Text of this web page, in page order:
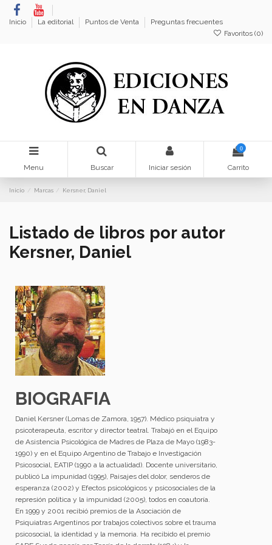
Inicio La editorial Puntos de Venta
Preguntas frecuentes
Favoritos (0)
Menu Buscar Iniciar sesión
0
Carrito
Inicio Marcas Kersner, Daniel
Listado de libros por autor
Kersner, Daniel
BIOGRAFIA
Daniel Kersner (Lomas de Zamora, 1957). Médico psiquiatra y
psicoterapeuta, escritor y director teatral. Trabajó en el Equipo
de Asistencia Psicológica de Madres de Plaza de Mayo (1983-
1990) y en el Equipo Argentino de Trabajo e Investigación
Psicosocial, EATIP (1990 a la actualidad). Docente universitario,
publicó La impunidad (1995), Paisajes del dolor, senderos de
esperanza (2002) y Efectos psicológicos y psicosociales de la
represión política y la impunidad (2005), todos en coautoría.
En 1999 y 2001 recibió premios de la Asociación de
Psiquiatras Argentinos por trabajos colectivos sobre el trauma
psicosocial, la identidad y la memoria. Ha recibido el premio